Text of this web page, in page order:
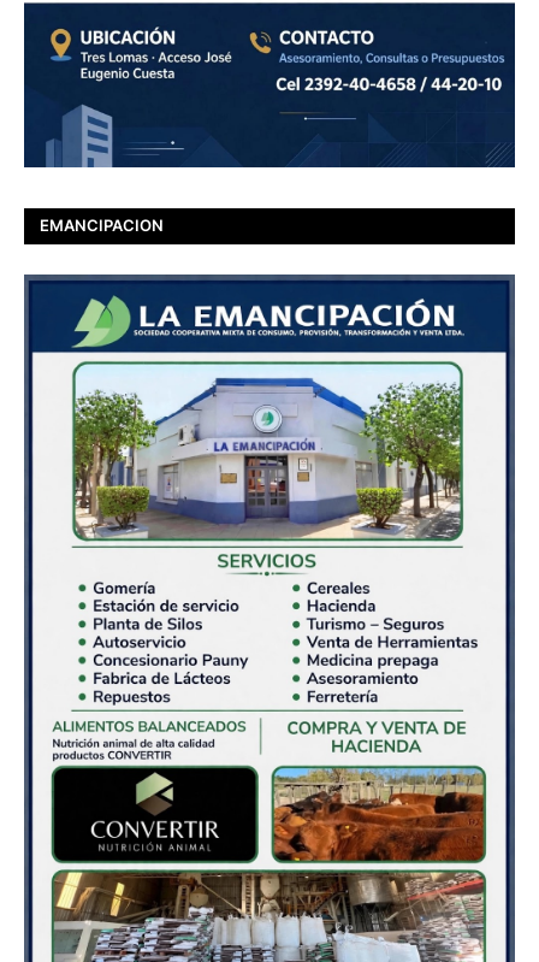
EMANCIPACION